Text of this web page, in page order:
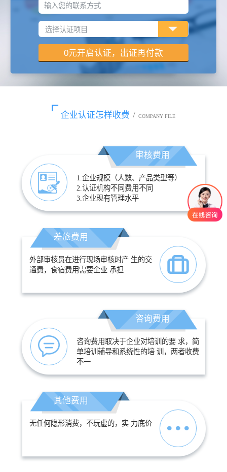
输入您的联系方式
企业认证怎样收费 / COMPANY FILE
审核费用
1.企业规模（人数、产品类型等）
2.认证机构不同费用不同
3.企业现有管理水平
差旅费用
外部审核员在进行现场审核时产 生的交
通费，食宿费用需要企业 承担
咨询费用
咨询费用取决于企业对培训的要 求，简
单培训辅导和系统性的培 训，两者收费
不一
其他费用
无任何隐形消费，不玩虚的，实 力底价